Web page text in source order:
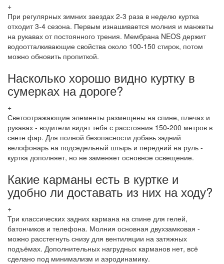
+
При регулярных зимних заездах 2-3 раза в неделю куртка
отходит 3-4 сезона. Первым изнашивается молния и манжеты
на рукавах от постоянного трения. Мембрана NEOS держит
водоотталкивающие свойства около 100-150 стирок, потом
можно обновить пропиткой.
Насколько хорошо видно куртку в
сумерках на дороге?
+
Светоотражающие элементы размещены на спине, плечах и
рукавах - водители видят тебя с расстояния 150-200 метров в
свете фар. Для полной безопасности добавь задний
велофонарь на подседельный штырь и передний на руль -
куртка дополняет, но не заменяет основное освещение.
Какие карманы есть в куртке и
удобно ли доставать из них на ходу?
+
Три классических задних кармана на спине для гелей,
батончиков и телефона. Молния основная двухзамковая -
можно расстегнуть снизу для вентиляции на затяжных
подъёмах. Дополнительных нагрудных карманов нет, всё
сделано под минимализм и аэродинамику.